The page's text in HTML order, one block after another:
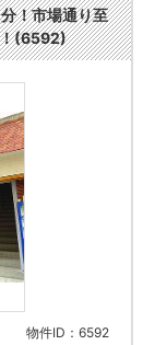
！市場通り至
！(6592)
物件ID：6592